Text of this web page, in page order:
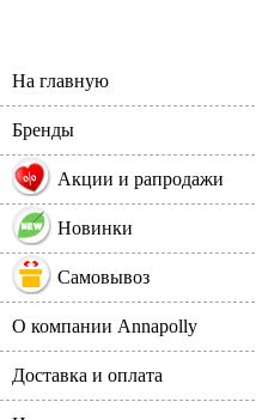
На главную
Бренды
% Акции и рапродажи
Новинки
Самовывоз
О компании Annapolly
Доставка и оплата